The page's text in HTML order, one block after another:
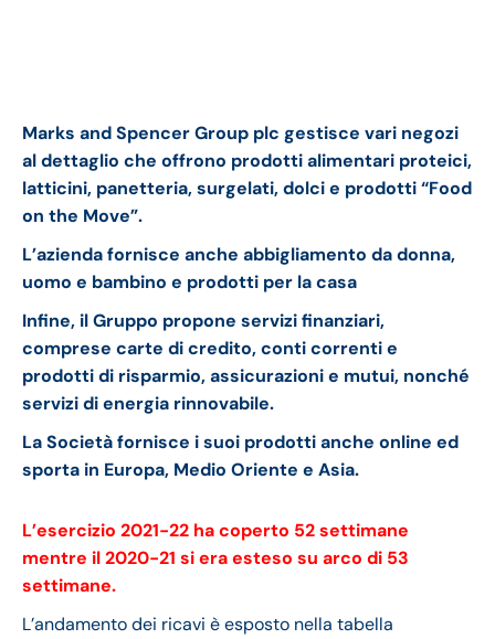
Marks and Spencer Group plc gestisce vari negozi
al dettaglio che offrono prodotti alimentari proteici,
latticini, panetteria, surgelati, dolci e prodotti “Food
on the Move”.
L’azienda fornisce anche abbigliamento da donna,
uomo e bambino e prodotti per la casa
Infine, il Gruppo propone servizi finanziari,
comprese carte di credito, conti correnti e
prodotti di risparmio, assicurazioni e mutui, nonché
servizi di energia rinnovabile.
La Società fornisce i suoi prodotti anche online ed
sporta in Europa, Medio Oriente e Asia.
L’esercizio 2021-22 ha coperto 52 settimane
mentre il 2020-21 si era esteso su arco di 53
settimane.
L’andamento dei ricavi è esposto nella tabella